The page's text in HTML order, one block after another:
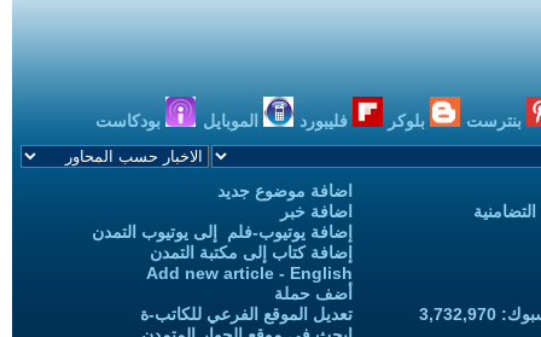
بنترست بلوكر فليبورد الموبايل بودكاست
اضافة موضوع جديد
اضافة خبر
إضافة يوتيوب-فلم إلى يوتيوب التمدن
إضافة كتاب إلى مكتبة التمدن
Add new article - English
أضف حملة
تعديل الموقع الفرعي للكاتب-ة